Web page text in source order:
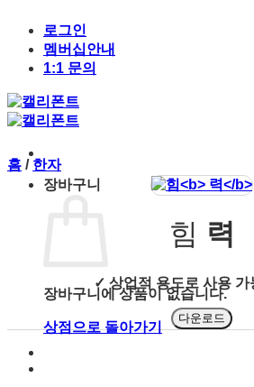
content
로그인
멤버십안내
1:1 문의
장바구니
장바구니에 상품이 없습니다.
상점으로 돌아가기
홈 / 한자
힘 력
✓ 상업적 용도로 사용 가
다운로드